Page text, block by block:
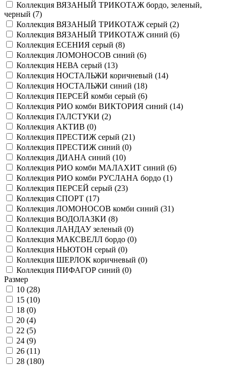
Коллекция ВЯЗАНЫЙ ТРИКОТАЖ бордо, зеленый,
черный (7)
Коллекция ВЯЗАНЫЙ ТРИКОТАЖ серый (2)
Коллекция ВЯЗАНЫЙ ТРИКОТАЖ синий (6)
Коллекция ЕСЕНИЯ серый (8)
Коллекция ЛОМОНОСОВ синий (6)
Коллекция НЕВА серый (13)
Коллекция НОСТАЛЬЖИ коричневый (14)
Коллекция НОСТАЛЬЖИ синий (18)
Коллекция ПЕРСЕЙ комби серый (6)
Коллекция РИО комби ВИКТОРИЯ синий (14)
Коллекция ГАЛСТУКИ (2)
Коллекция АКТИВ (0)
Коллекция ПРЕСТИЖ серый (21)
Коллекция ПРЕСТИЖ синий (0)
Коллекция ДИАНА синий (10)
Коллекция РИО комби МАЛАХИТ синий (6)
Коллекция РИО комби РУСЛАНА бордо (1)
Коллекция ПЕРСЕЙ серый (23)
Коллекция СПОРТ (17)
Коллекция ЛОМОНОСОВ комби синий (31)
Коллекция ВОДОЛАЗКИ (8)
Коллекция ЛАНДАУ зеленый (0)
Коллекция МАКСВЕЛЛ бордо (0)
Коллекция НЬЮТОН серый (0)
Коллекция ШЕРЛОК коричневый (0)
Коллекция ПИФАГОР синий (0)
Размер
10 (28)
15 (10)
18 (0)
20 (4)
22 (5)
24 (9)
26 (11)
28 (180)